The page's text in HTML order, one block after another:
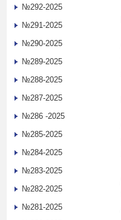
№292-2025
№291-2025
№290-2025
№289-2025
№288-2025
№287-2025
№286 -2025
№285-2025
№284-2025
№283-2025
№282-2025
№281-2025